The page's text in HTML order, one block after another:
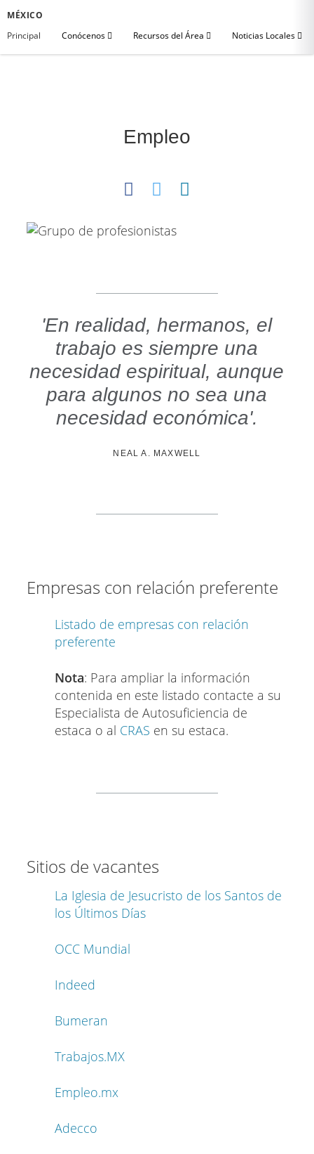
MÉXICO
Principal
Conócenos Recursos del Área Noticias Locales
Empleo
'En realidad, hermanos, el
trabajo es siempre una
necesidad espiritual, aunque
para algunos no sea una
necesidad económica'.
NEAL A. MAXWELL
Empresas con relación preferente
Listado de empresas con relación
preferente
Nota: Para ampliar la información
contenida en este listado contacte a su
Especialista de Autosuficiencia de
estaca o al CRAS en su estaca.
Sitios de vacantes
La Iglesia de Jesucristo de los Santos de
los Últimos Días
OCC Mundial
Indeed
Bumeran
Trabajos.MX
Empleo.mx
Adecco